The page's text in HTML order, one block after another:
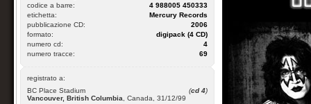
codice a barre:
4 988005 450333
etichetta:
Mercury Records
pubblicazione CD:
2006
formato:
digipack (4 CD)
numero cd:
4
numero tracce:
69
registrato a:
(cd 4)
BC Place Stadium
Vancouver, British Columbia , Canada, 31/12/99